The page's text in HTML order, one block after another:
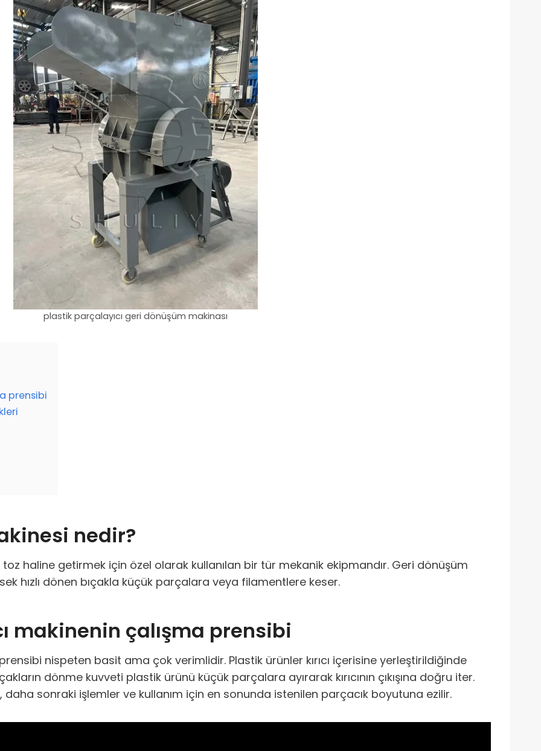
plastik parçalayıcı geri dönüşüm makinası
prensibi
nedir?
toz haline getirmek için özel olarak kullanılan bir tür mekanik ekipmandır. Geri dönüşüm
hızlı dönen bıçakla küçük parçalara veya filamentlere keser.
makinenin çalışma prensibi
nispeten basit ama çok verimlidir. Plastik ürünler kırıcı içerisine yerleştirildiğinde
dönme kuvveti plastik ürünü küçük parçalara ayırarak kırıcının çıkışına doğru iter.
sonraki işlemler ve kullanım için en sonunda istenilen parçacık boyutuna ezilir.